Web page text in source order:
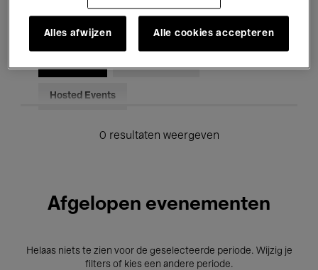
Voor iedereen Kids’ Palace
Hosted Events
0 resultaten weergeven
Afgelopen evenementen
Helaas niets te zien voor de geselecteerde periode. Wijzig je
filters of kies een andere periode.
Alles afwijzen Alle cookies accepteren